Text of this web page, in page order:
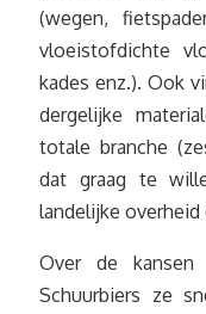
(wegen,
vloeistofdichte
kades enz.). Ook
dergelijke
totale branche
dat graag te
landelijke
Over de kansen
Schuurbiers ze